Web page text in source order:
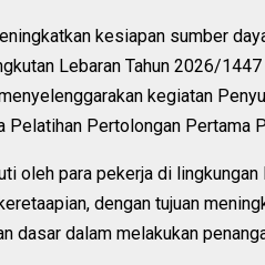
kesiapan sumber
Lebaran Tahun 2026/
kegiatan
Pelatihan Pertolongan Pertama
oleh para pekerja di
dengan tujuan
dasar dalam melakukan